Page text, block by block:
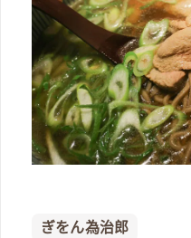
ぎをん為治郎